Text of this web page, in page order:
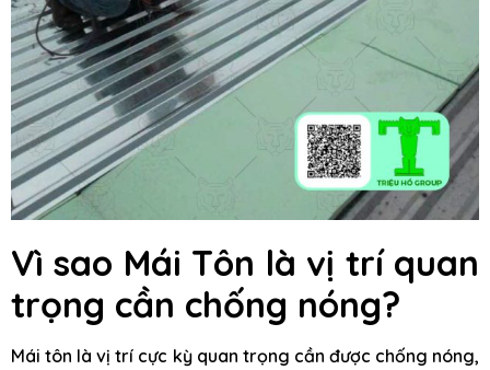
Vì sao Mái Tôn là vị trí quan
trọng cần chống nóng?
Mái tôn là vị trí cực kỳ quan trọng cần được chống nóng,